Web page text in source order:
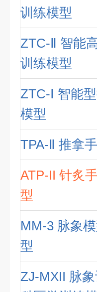
训练模型
ZTC-Ⅱ 智能
训练模型
ZTC-Ⅰ 智能
模型
TPA-Ⅱ 推拿
ATP-II 针炙
型
MM-3 脉象
型
ZJ-MXII 脉